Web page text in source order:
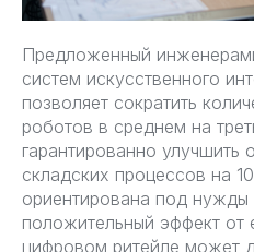
Предложенный
систем искусственного
позволяет сократить
роботов в среднем на
гарантированно
складских процессов на
ориентирована под нужды
положительный эффект от
цифровом ритейле может